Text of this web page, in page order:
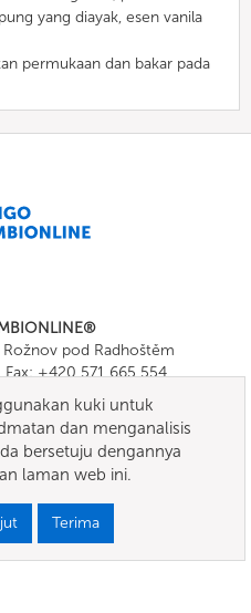
yang diayak, esen vanila
permukaan dan bakar pada
Rožnov pod Radhoštěm
Fax: +420 571 665 554
SYARAT
kuki untuk
dan menganalisis
bersetuju dengannya
laman web ini.
Terima